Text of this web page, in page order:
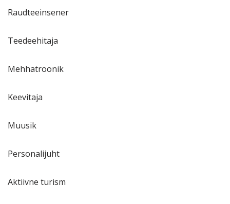
Raudteeinsener
Teedeehitaja
Mehhatroonik
Keevitaja
Muusik
Personalijuht
Aktiivne turism